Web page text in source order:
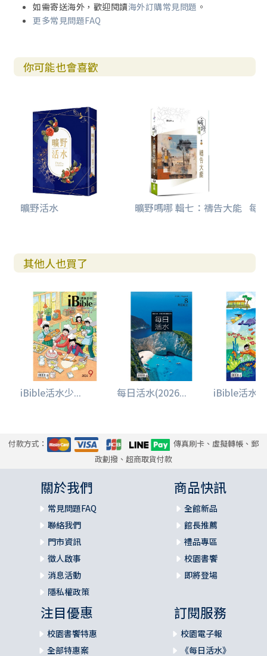
如需寄送海外，歡迎閱讀海外訂購常見問題 。
更多常見問題FAQ
你可能也會喜歡
曠野活水 曠野嗎哪 輯七：禱告大能 每
其他人也買了
iBible活水少... 每日活水(2026... iBible活水
付款方式：
傳真刷卡、虛擬轉帳、郵
政劃撥、超商取貨付款
關於我們
常見問題FAQ
聯絡我們
門市資訊
徵人啟事
消息活動
隱私權政策
商品快訊
全館新品
館長推薦
禮品專區
校園書饗
即將登場
注目優惠
校園書饗特惠
全部特惠案
訂閱服務
校園電子報
《每日活水》